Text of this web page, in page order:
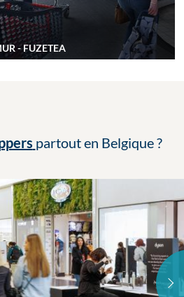
- FUZETEA
partout en Belgique?